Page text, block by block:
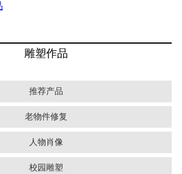
雕塑作品
推荐产品
老物件修复
人物肖像
校园雕塑